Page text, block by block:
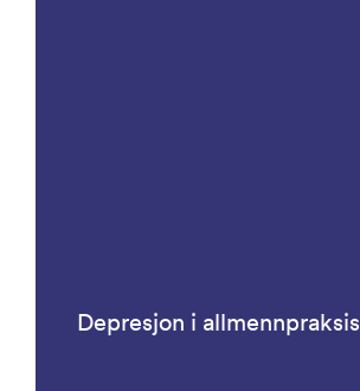
Depresjon i allmennpraksis